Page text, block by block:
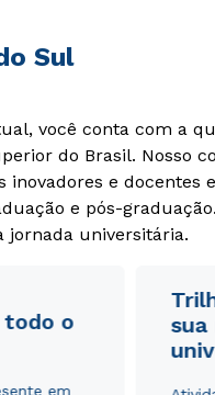
Sul
você conta com a
do Brasil. Nosso
inovadores e
e pós-
jornada universitária.
todo o
em
sua